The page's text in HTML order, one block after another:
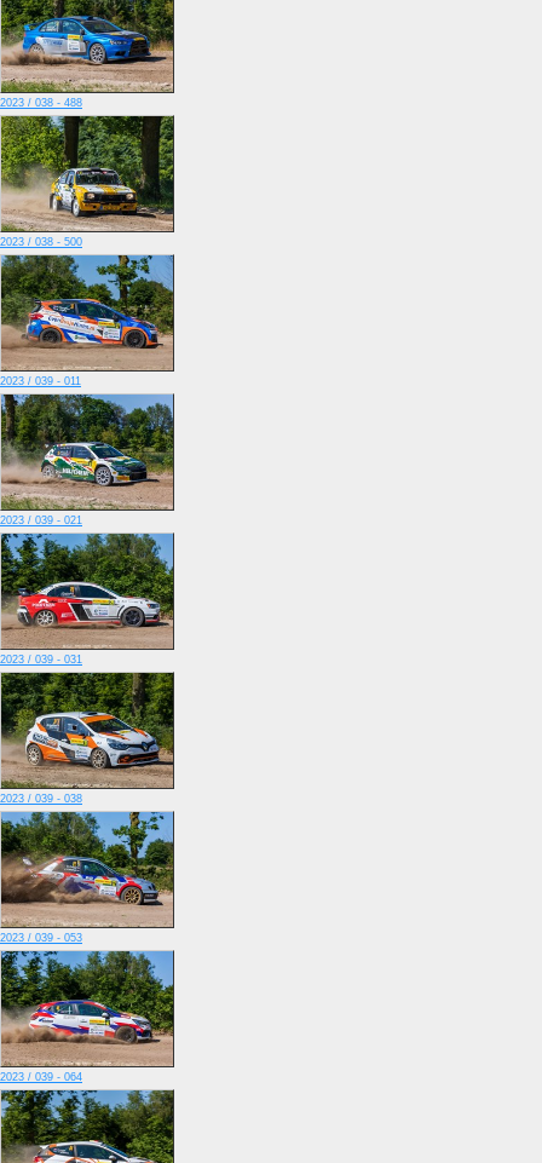
2023 / 038 - 488
2023 / 038 - 500
2023 / 039 - 011
2023 / 039 - 021
2023 / 039 - 031
2023 / 039 - 038
2023 / 039 - 053
2023 / 039 - 064